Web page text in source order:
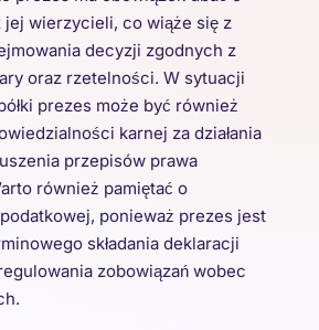
jej wierzycieli, co wiąże się z
decyzji zgodnych z
oraz rzetelności. W sytuacji
prezes może być również
karnej za działania
przepisów prawa
również pamiętać o
ponieważ prezes jest
składania deklaracji
zobowiązań wobec